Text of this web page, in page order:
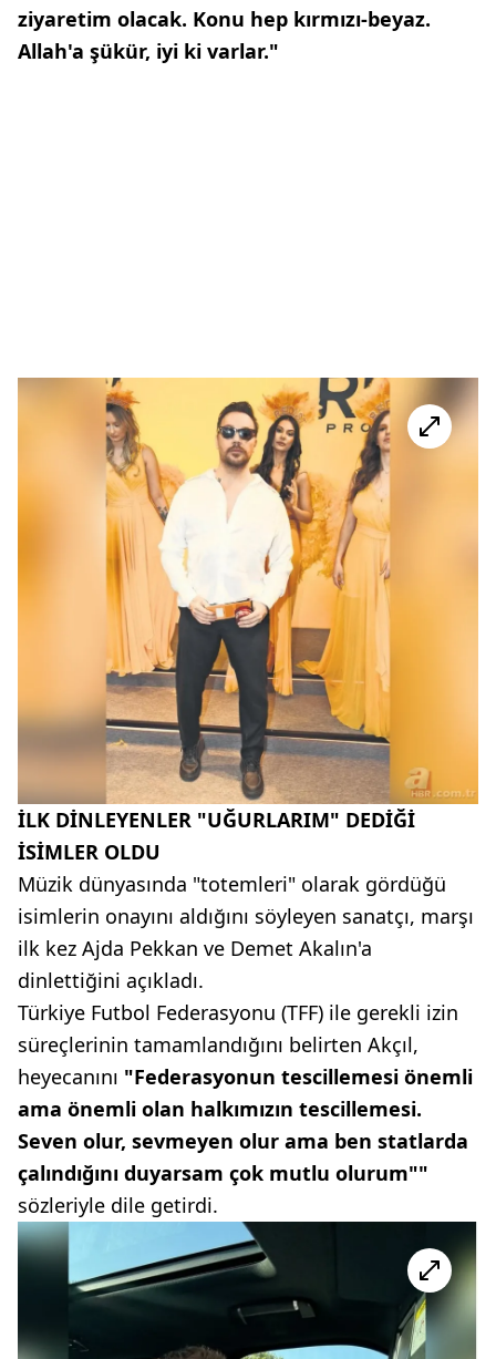
ziyaretim olacak. Konu hep kırmızı-beyaz.
Allah'a şükür, iyi ki varlar."
İLK DİNLEYENLER "UĞURLARIM" DEDİĞİ
İSİMLER OLDU
Müzik dünyasında "totemleri" olarak gördüğü
isimlerin onayını aldığını söyleyen sanatçı, marşı
ilk kez Ajda Pekkan ve Demet Akalın'a
dinlettiğini açıkladı.
Türkiye Futbol Federasyonu (TFF) ile gerekli izin
süreçlerinin tamamlandığını belirten Akçıl,
heyecanını "Federasyonun tescillemesi önemli
ama önemli olan halkımızın tescillemesi.
Seven olur, sevmeyen olur ama ben statlarda
çalındığını duyarsam çok mutlu olurum""
sözleriyle dile getirdi.